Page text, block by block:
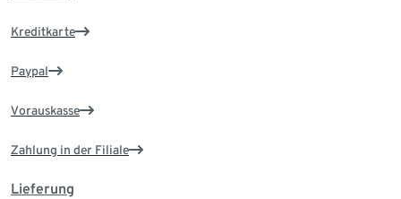
Kreditkarte
Paypal
Vorauskasse
Zahlung in der Filiale
Lieferung